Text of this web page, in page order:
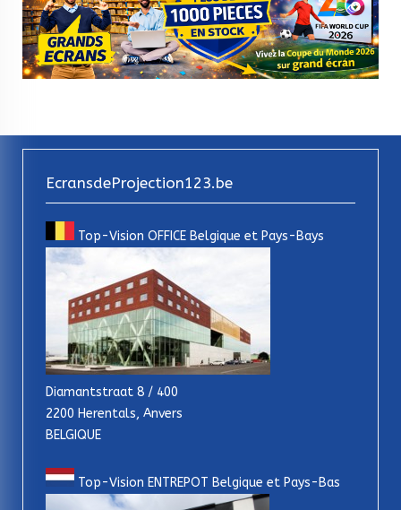
EcransdeProjection123.be
Top-Vision OFFICE Belgique et Pays-Bays
Diamantstraat 8 / 400
2200 Herentals, Anvers
BELGIQUE
Top-Vision ENTREPOT Belgique et Pays-Bas